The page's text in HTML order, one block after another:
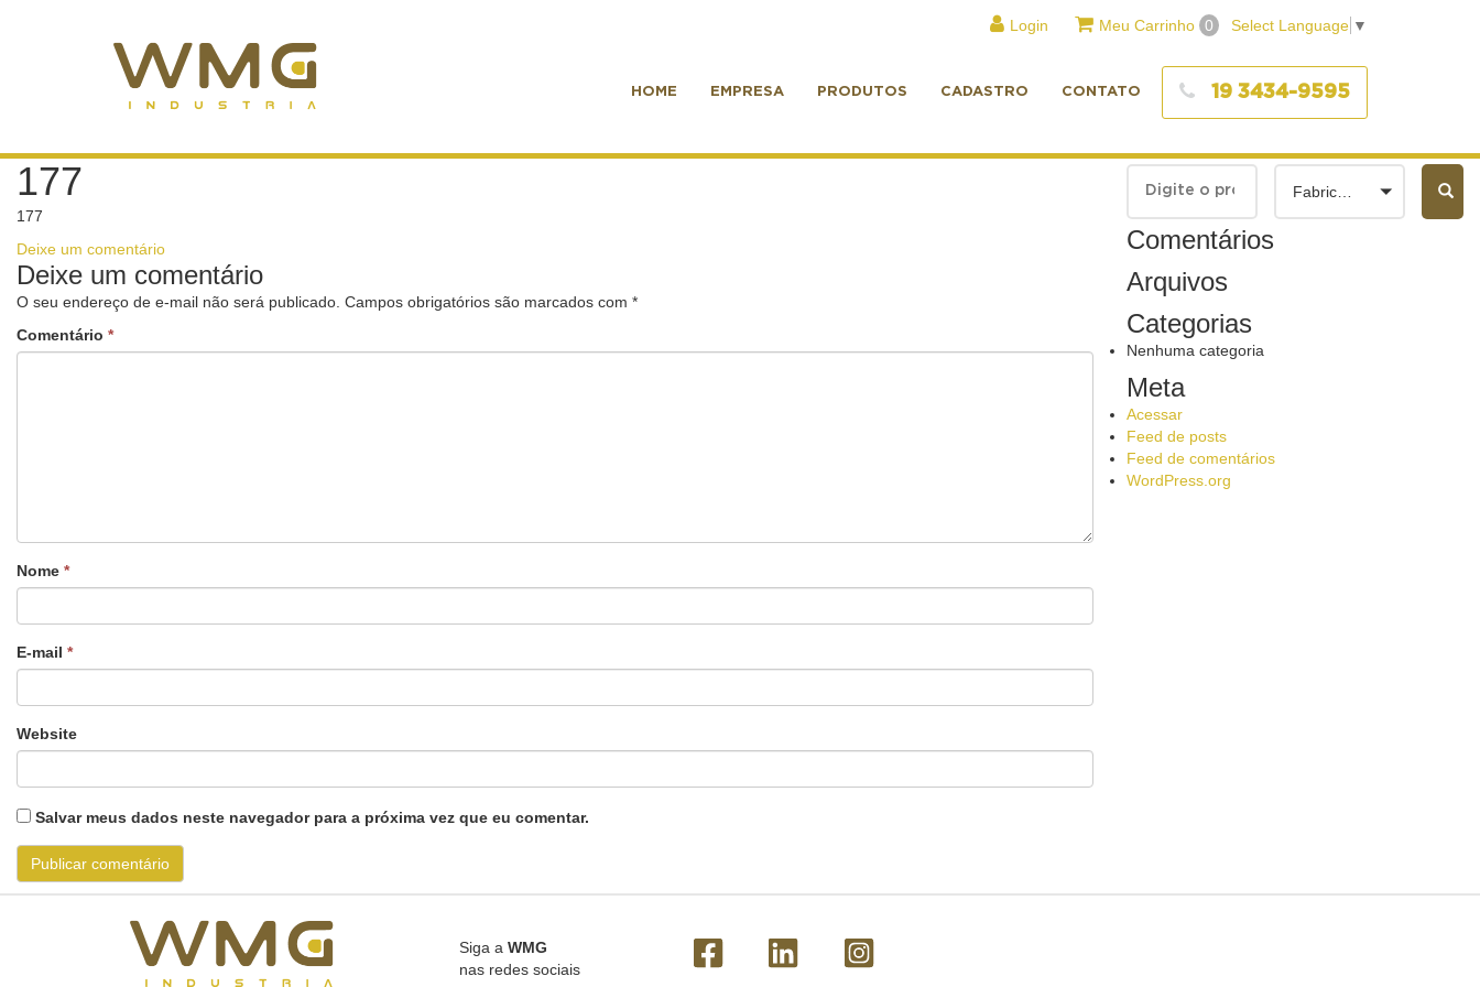
Login Meu Carrinho 0 Select Language ▼
HOME EMPRESA PRODUTOS CADASTRO CONTATO 19 3434-9595
177
177
Deixe um comentário
Deixe um comentário
O seu endereço de e-mail não será publicado. Campos obrigatórios são marcados com *
Comentário *
Nome *
E-mail *
Website
Salvar meus dados neste navegador para a próxima vez que eu comentar.
Fabricantes
Comentários
Arquivos
Categorias
Nenhuma categoria
Meta
Acessar
Feed de posts
Feed de comentários
WordPress.org
Siga a WMG
nas redes sociais